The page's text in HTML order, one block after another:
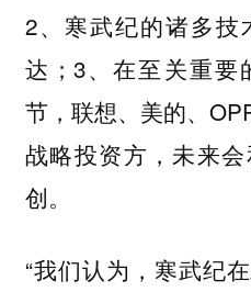
2、寒武纪的诸多技
达；3、在至关重要
节，联想、美的、
战略投资方，未来
创。
“我们认为，寒武纪